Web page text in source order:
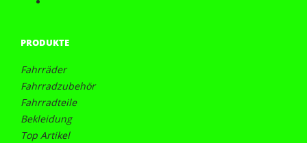
PRODUKTE
Fahrräder
Fahrradzubehör
Fahrradteile
Bekleidung
Top Artikel